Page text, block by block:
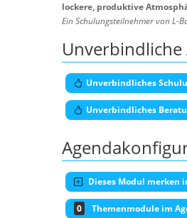
lockere, produktive
Ein Schulungsteilnehmer von L-
Unverbindliches
Unverbindliches
Dieses Modul merken
0 Themenmodule im